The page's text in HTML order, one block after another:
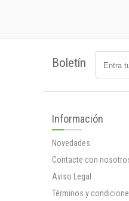
Boletín
Información
Novedades
Contacte con
Aviso Legal
Términos y